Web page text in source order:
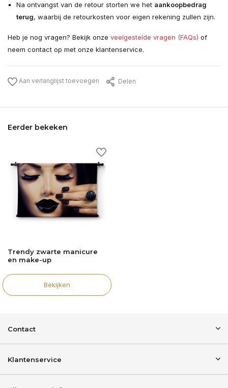
Na ontvangst van de retour storten we het aankoopbedrag
terug, waarbij de retourkosten voor eigen rekening zullen zijn.
Heb je nog vragen? Bekijk onze veelgestelde vragen (FAQs) of
neem contact op met onze klantenservice.
Aan verlanglijst toevoegen Delen
Eerder bekeken
Trendy zwarte manicure
en make-up
Bekijken
Contact
Klantenservice